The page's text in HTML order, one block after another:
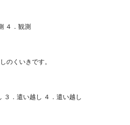
４．観測
のくいきです。
３．遣い越し ４．遣い越し